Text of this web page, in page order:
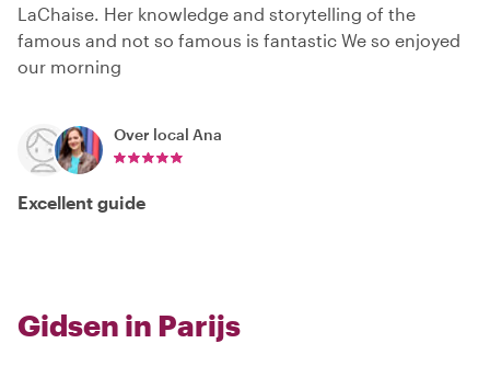
LaChaise. Her knowledge and storytelling of the
famous and not so famous is fantastic We so enjoyed
our morning
Over local Ana
Excellent guide
Gidsen in Parijs